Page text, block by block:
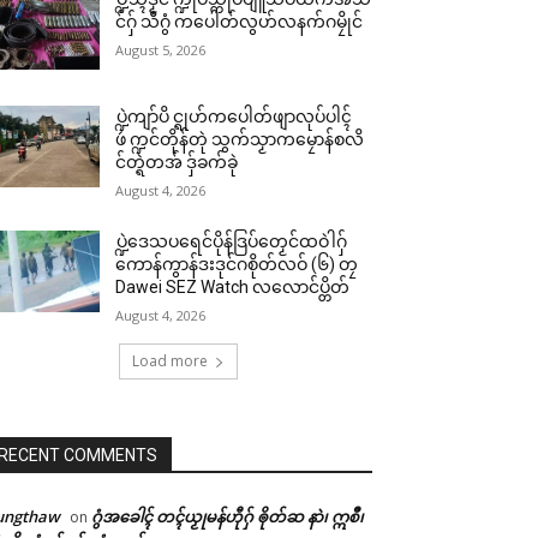
င်ဂှ် သီဂွံ ကပေါတ်လွဟ်လနက်ဂမၠိုင်
August 5, 2026
ပ္ဍဲကျာ်ပိ င္ရုဟ်ကပေါတ်ဖျာလုပ်ပါၚ်
ဖဴ က္ဍင်တိုန်တုဲ သွက်သၟာကမၠောန်စလိ
င်တ္ရဲတအ် ဒှ်ခက်ခုဲ
August 4, 2026
ပ္ဍဲဒေသပရေင်ပိုန်ဒြပ်တၟေင်ထဝဲါဂှ်
ကောန်ကွာန်ဒးဒုင်ဂစိုတ်လဝ် (၆) တၠ
Dawei SEZ Watch လလောင်ပ္တိတ်
August 4, 2026
Load more
COMMENTS
on ဂွံအခေါၚ် တၚ်ယၟုမန်ဟီုဂှ် ၜိုတ်ဆ နာဲ၊ ဣစဳ၊